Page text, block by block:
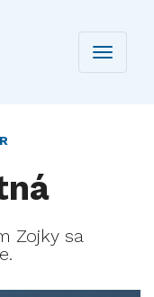
Toggle
Zojky sa